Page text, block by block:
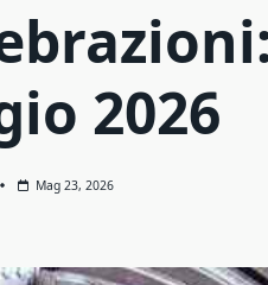
2026
Mag 23, 2026